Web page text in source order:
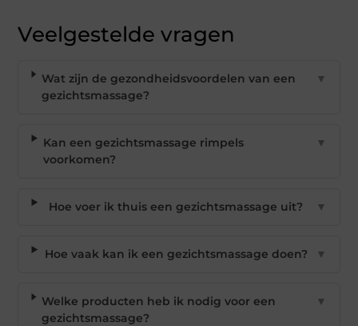
Veelgestelde vragen
Wat zijn de gezondheidsvoordelen van een
gezichtsmassage?
▼
Kan een gezichtsmassage rimpels
voorkomen?
▼
Hoe voer ik thuis een gezichtsmassage uit? ▼
Hoe vaak kan ik een gezichtsmassage doen? ▼
Welke producten heb ik nodig voor een
gezichtsmassage?
▼